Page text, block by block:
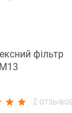
фільтр
2